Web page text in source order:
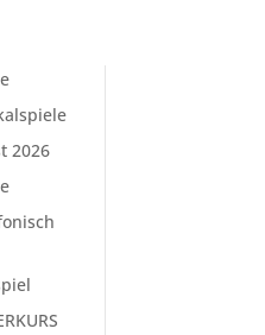
2026